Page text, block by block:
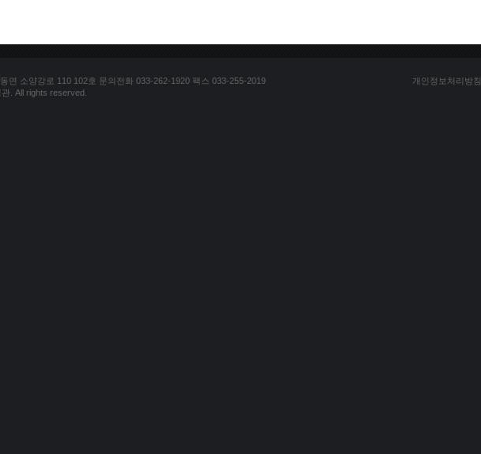
면 소양강로 110 102호 문의전화 033-262-1920 팩스 033-255-2019
. All rights reserved.
개인정보처리방침